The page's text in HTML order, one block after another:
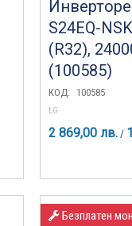
S24EQ-
(R32),
(100585)
КОД: 100585
LG
2 869,00 лв./
Безплатен